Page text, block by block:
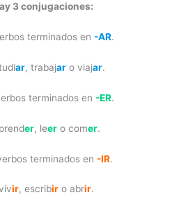
3 conjugaciones:
terminados en -AR.
ar, trabajaro viajar.
terminados en -ER.
er, leero comer.
terminados en -IR.
ir, escribir o abrir.